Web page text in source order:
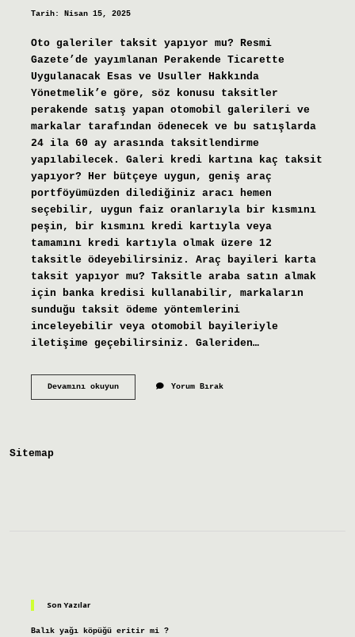
Tarih: Nisan 15, 2025
Oto galeriler taksit yapıyor mu? Resmi
Gazete’de yayımlanan Perakende Ticarette
Uygulanacak Esas ve Usuller Hakkında
Yönetmelik’e göre, söz konusu taksitler
perakende satış yapan otomobil galerileri ve
markalar tarafından ödenecek ve bu satışlarda
24 ila 60 ay arasında taksitlendirme
yapılabilecek. Galeri kredi kartına kaç taksit
yapıyor? Her bütçeye uygun, geniş araç
portföyümüzden dilediğiniz aracı hemen
seçebilir, uygun faiz oranlarıyla bir kısmını
peşin, bir kısmını kredi kartıyla veya
tamamını kredi kartıyla olmak üzere 12
taksitle ödeyebilirsiniz. Araç bayileri karta
taksit yapıyor mu? Taksitle araba satın almak
için banka kredisi kullanabilir, markaların
sunduğu taksit ödeme yöntemlerini
inceleyebilir veya otomobil bayileriyle
iletişime geçebilirsiniz. Galeriden…
Devamını okuyunGalericiler
Yorum Bırak
Sitemap
Son Yazılar
Balık yağı köpüğü eritir mi ?